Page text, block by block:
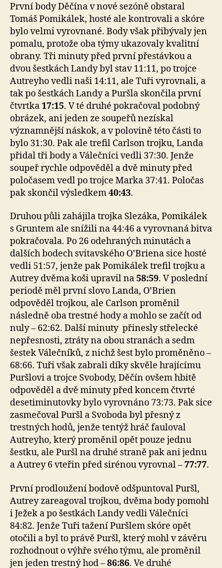
První body Děčína v nové sezóně obstaral
Tomáš Pomikálek, hosté ale kontrovali a skóre
bylo velmi vyrovnané. Body však přibývaly jen
pomalu, protože oba týmy ukazovaly kvalitní
obrany. Tři minuty před první přestávkou a
dvou šestkách Landy byl stav 11:11, po trojce
Autreyho vedli naši 14:11, ale Tuři vyrovnali, a
tak po šestkách Landy a Puršla skončila první
čtvrtka17:15. V té druhé pokračoval podobný
obrázek, ani jeden ze soupeřů nezískal
významnější náskok, a v polovině této části to
bylo 31:30. Pak ale trefil Carlson trojku, Landa
přidal tři body a Válečníci vedli 37:30. Jenže
soupeř rychle odpověděl a dvě minuty před
poločasem vedl po trojce Marka 37:41. Poločas
pak skončil výsledkem40:43.
Druhou půli zahájila trojka Slezáka, Pomikálek
s Gruntem ale snížili na 44:46 a vyrovnaná bitva
pokračovala. Po 26 odehraných minutách a
dalších bodech svitavského O’Briena sice hosté
vedli 51:57, jenže pak Pomikálek trefil trojku a
Autrey dvěma koši upravil na58:59. V poslední
periodě měl první slovo Landa, O’Brien
odpověděl trojkou, ale Carlson proměnil
následně oba trestné hody a mohlo se začít od
nuly – 62:62. Další minuty přinesly střelecké
nepřesnosti, ztráty na obou stranách a sedm
šestek Válečníků, z nichž šest bylo proměněno –
68:66. Tuři však zabrali díky skvěle hrajícímu
Puršlovi a trojce Svobody, Děčín ovšem hbitě
odpověděl a dvě minuty před koncem čtvrté
desetiminutovky bylo vyrovnáno 73:73. Pak sice
zasmečoval Puršl a Svoboda byl přesný z
trestných hodů, jenže tentýž hráč fauloval
Autreyho, který proměnil opět pouze jednu
šestku, ale Puršl na druhé straně pak ani jednu
a Autrey 6 vteřin před sirénou vyrovnal –77:77.
První prodloužení bodově odšpuntoval Puršl,
Autrey zareagoval trojkou, dvěma body pomohl
i Ježek a po šestkách Landy vedli Válečníci
84:82. Jenže Tuři tažení Puršlem skóre opět
otočili a byl to právě Puršl, který mohl v závěru
rozhodnout o výhře svého týmu, ale proměnil
jen jeden trestný hod –86:86. Ve druhé